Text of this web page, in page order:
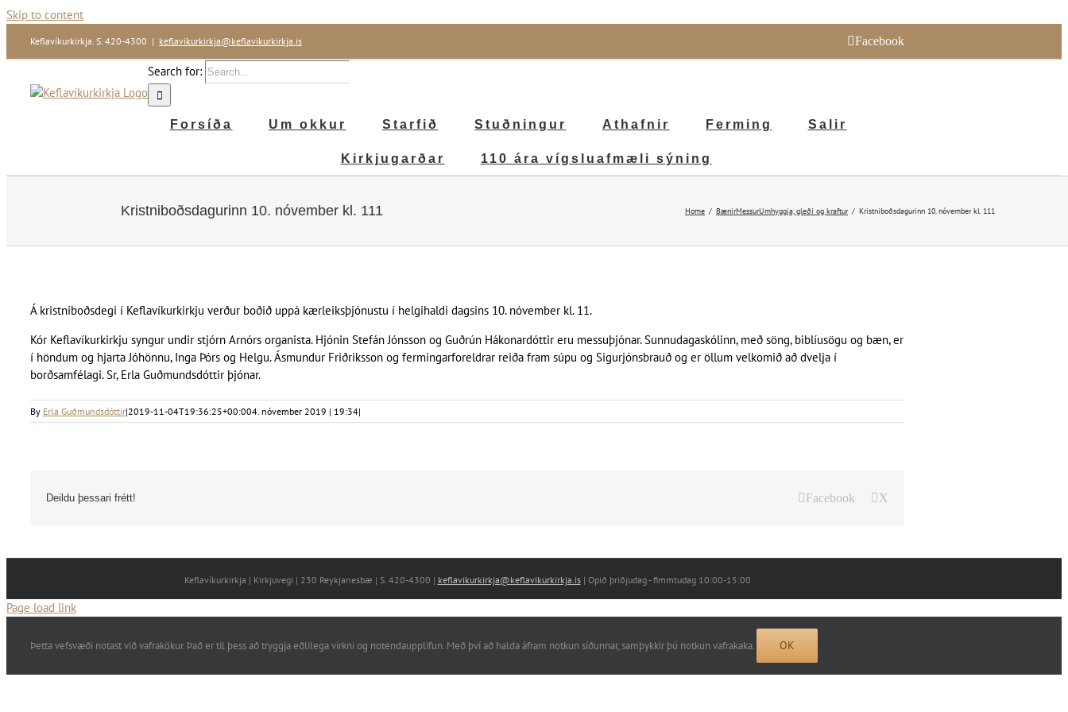
Skip to content
Keflavíkurkirkja. S. 420-4300 | keflavikurkirkja@keflavikurkirkja.is Facebook
Search for:
Forsíða Um okkur Starfið Stuðningur Athafnir Ferming Salir
Kirkjugarðar 110 ára vígsluafmæli sýning
Kristniboðsdagurinn 10. nóvember kl. 111 Home BænirMessurUmhyggja, gleði og kraftur Kristniboðsdagurinn 10. nóvember kl. 111
Á kristniboðsdegi í Keflavíkurkirkju verður boðið uppá kærleiksþjónustu í helgihaldi dagsins 10. nóvember kl. 11.
Kór Keflavíkurkirkju syngur undir stjórn Arnórs organista. Hjónin Stefán Jónsson og Guðrún Hákonardóttir eru messuþjónar. Sunnudagaskólinn, með söng, biblíusögu og bæn, er
í höndum og hjarta Jóhönnu, Inga Þórs og Helgu. Ásmundur Friðriksson og fermingarforeldrar reiða fram súpu og Sigurjónsbrauð og er öllum velkomið að dvelja í
borðsamfélagi. Sr, Erla Guðmundsdóttir þjónar.
By Erla Guðmundsdóttir|2019-11-04T19:36:25+00:004. nóvember 2019 | 19:34|
Deildu þessari frétt! Facebook X
Keflavíkurkirkja | Kirkjuvegi | 230 Reykjanesbæ | S. 420-4300 | keflavikurkirkja@keflavikurkirkja.is| Opið þriðjudag - fimmtudag 10:00-15:00
Page load link
Þetta vefsvæði notast við vafrakökur. Það er til þess að tryggja eðlilega virkni og notendaupplifun. Með því að halda áfram notkun síðunnar, samþykkir þú notkun vafrakaka. OK